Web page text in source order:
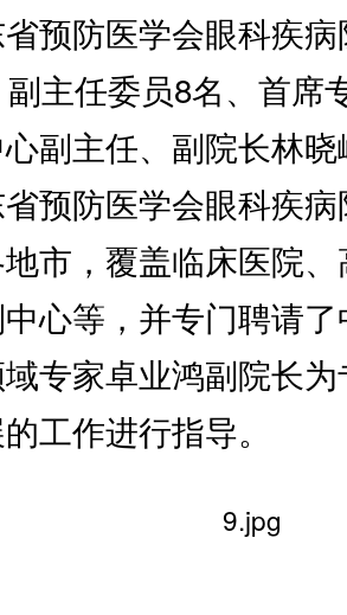
预防医学会眼科疾
主任委员8名、首席
副主任、副院长林
预防医学会眼科疾
市，覆盖临床医院
心等，并专门聘请
专家卓业鸿副院长
工作进行指导。